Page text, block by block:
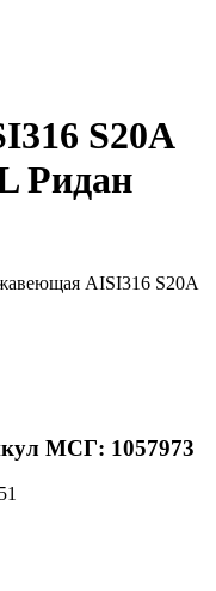
S20A
Ридан
МСГ: 1057973